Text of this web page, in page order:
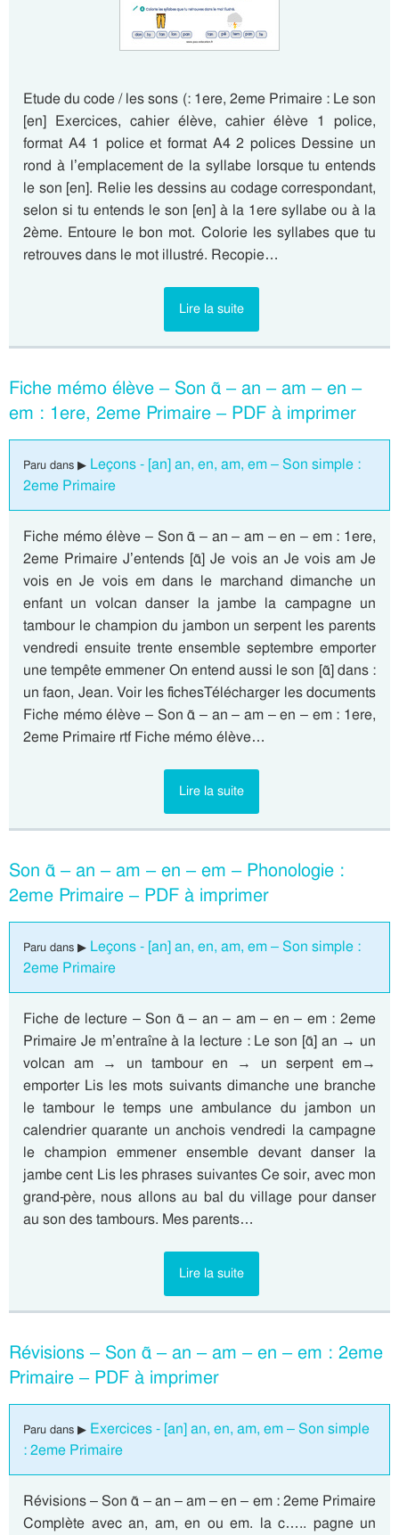
Etude du code / les sons (: 1ere, 2eme Primaire : Le son
[en] Exercices, cahier élève, cahier élève 1 police,
format A4 1 police et format A4 2 polices Dessine un
rond à l’emplacement de la syllabe lorsque tu entends
le son [en]. Relie les dessins au codage correspondant,
selon si tu entends le son [en] à la 1ere syllabe ou à la
2ème. Entoure le bon mot. Colorie les syllabes que tu
retrouves dans le mot illustré. Recopie…
Lire la suite
Fiche mémo élève – Son ɑ̃ – an – am – en –
em : 1ere, 2eme Primaire – PDF à imprimer
Paru dans ▶ Leçons - [an] an, en, am, em – Son simple :
2eme Primaire
Fiche mémo élève – Son ɑ̃ – an – am – en – em : 1ere,
2eme Primaire J’entends [ɑ̃] Je vois an Je vois am Je
vois en Je vois em dans le marchand dimanche un
enfant un volcan danser la jambe la campagne un
tambour le champion du jambon un serpent les parents
vendredi ensuite trente ensemble septembre emporter
une tempête emmener On entend aussi le son [ɑ̃] dans :
un faon, Jean. Voir les fichesTélécharger les documents
Fiche mémo élève – Son ɑ̃ – an – am – en – em : 1ere,
2eme Primaire rtf Fiche mémo élève…
Lire la suite
Son ɑ̃ – an – am – en – em – Phonologie :
2eme Primaire – PDF à imprimer
Paru dans ▶ Leçons - [an] an, en, am, em – Son simple :
2eme Primaire
Fiche de lecture – Son ɑ̃ – an – am – en – em : 2eme
Primaire Je m’entraîne à la lecture : Le son [ɑ̃] an → un
volcan am → un tambour en → un serpent em→
emporter Lis les mots suivants dimanche une branche
le tambour le temps une ambulance du jambon un
calendrier quarante un anchois vendredi la campagne
le champion emmener ensemble devant danser la
jambe cent Lis les phrases suivantes Ce soir, avec mon
grand-père, nous allons au bal du village pour danser
au son des tambours. Mes parents…
Lire la suite
Révisions – Son ɑ̃ – an – am – en – em : 2eme
Primaire – PDF à imprimer
Paru dans ▶ Exercices - [an] an, en, am, em – Son simple
: 2eme Primaire
Révisions – Son ɑ̃ – an – am – en – em : 2eme Primaire
Complète avec an, am, en ou em. la c….. pagne un